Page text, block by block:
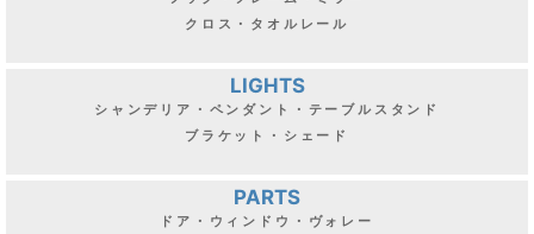
クロス・タオルレール
LIGHTS
シャンデリア・ペンダント・テーブルスタンド
ブラケット・シェード
PARTS
ドア・ウィンドウ・ヴォレー